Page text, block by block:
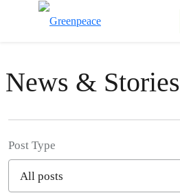
News & Stories
Post Type